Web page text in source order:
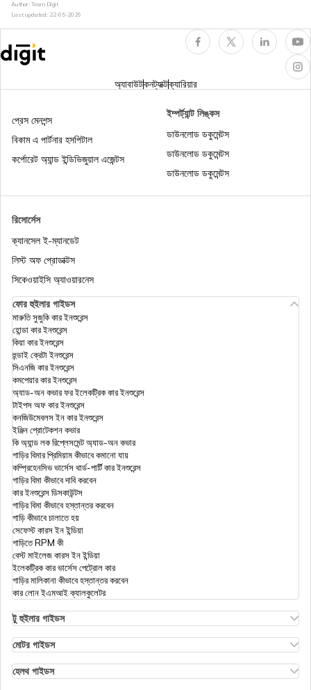
Author: Team Digit
Last updated: 22-05-2026
অ্যাবাউটকনট্যাক্টক্যারিয়ার
রিসোর্সেস
ক্যানসেল ই-ম্যানডেট
লিস্ট অফ প্রোডাক্টস
সিকেওয়াইসি অ্যাওয়ারনেস
প্রেস মেনশন্স
বিকাম এ পার্টনার হসপিটাল
কর্পোরেট অ্যান্ড ইন্ডিভিজুয়াল এজেন্টস
ইম্পর্ট্যান্ট লিঙ্কস
ডাউনলোড ডকুমেন্টস
ডাউনলোড ডকুমেন্টস
ডাউনলোড ডকুমেন্টস
ফোর হুইলার গাইডস
মারুতি সুজুকি কার ইনশুরেন্স
হোন্ডা কার ইনশুরেন্স
কিয়া কার ইনশুরেন্স
হুন্ডাই ক্রেটা ইনশুরেন্স
সিএনজি কার ইনশুরেন্স
কমপেয়ার কার ইনশুরেন্স
অ্যাড-অন কভার ফর ইলেকট্রিক কার ইনশুরেন্স
টাইপস অফ কার ইনশুরেন্স
কনজিউমেবলস ইন কার ইনশুরেন্স
ইঞ্জিন প্রোটেকশন কভার
কি অ্যান্ড লক রিপ্লেসমেন্ট অ্যাড-অন কভার
গাড়ির বিমার প্রিমিয়াম কীভাবে কমানো যায়
কম্প্রিহেনসিভ ভার্সেস থার্ড-পার্টি কার ইনশুরেন্স
গাড়ির বিমা কীভাবে দাবি করবেন
কার ইনশুরেন্স ডিসকাউন্টস
গাড়ির বিমা কীভাবে হস্তান্তর করবেন
গাড়ি কীভাবে চালাতে হয়
সেফেস্ট কারস ইন ইন্ডিয়া
গাড়িতে RPM কী
বেস্ট মাইলেজ কারস ইন ইন্ডিয়া
ইলেকট্রিক কার ভার্সেস পেট্রোল কার
গাড়ির মালিকানা কীভাবে হস্তান্তর করবেন
কার লোন ইএমআই ক্যালকুলেটর
টু হুইলার গাইডস
এথার এনার্জি বাইক ইনসুরেন্স
হিরো এইচএফ ডিলাক্স ইনসুরেন্স
রয়্যাল এনফিল্ড ক্লাসিক ইনসুরেন্স
মোটর গাইডস
টাইপস অফ মোটর ইনসুরেন্স
হেলথ গাইডস